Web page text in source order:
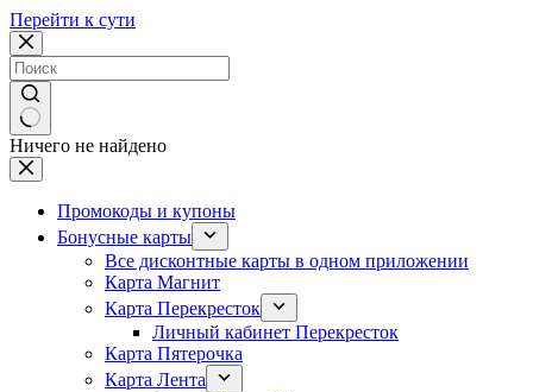
Перейти к сути
Ничего не найдено
Промокоды и купоны
Бонусные карты
Все дисконтные карты в одном приложении
Карта Магнит
Карта Перекресток
Личный кабинет Перекресток
Карта Пятерочка
Карта Лента